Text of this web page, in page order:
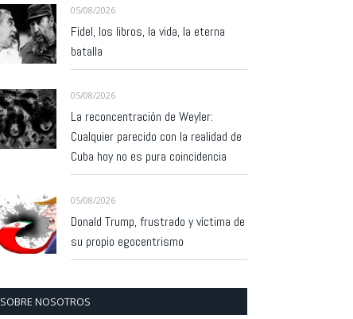
05/08/2026
Fidel, los libros, la vida, la eterna
batalla
05/08/2026
La reconcentración de Weyler:
Cualquier parecido con la realidad de
Cuba hoy no es pura coincidencia
05/08/2026
Donald Trump, frustrado y víctima de
su propio egocentrismo
SOBRE NOSOTROS